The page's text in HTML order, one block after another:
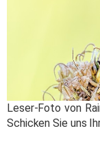
Leser-Foto von
Schicken Sie uns